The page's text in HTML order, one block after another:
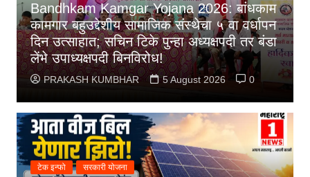
Bandhkam Kamgar Yojana 2026: बांधकाम
कामगार बहुउद्देशीय सामाजिक संस्थेचा ५ वा वर्धापन
दिन उत्साहात; सचिन टिके पुन्हा अध्यक्षपदी तर बंडा
लेंभे उपाध्यक्षपदी बिनविरोध!
PRAKASH KUMBHAR 5 August 2026 0
टेक इन्फो सरकारी योजना